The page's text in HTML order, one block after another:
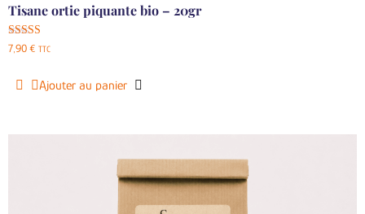
Tisane ortie piquante bio – 20gr
Note
5.00
7,90 € TTC
Ajouter au panier